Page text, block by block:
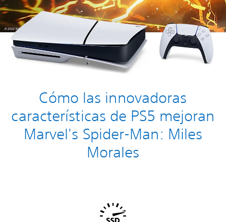
Cómo las innovadoras
características de PS5 mejoran
Marvel's Spider-Man: Miles
Morales